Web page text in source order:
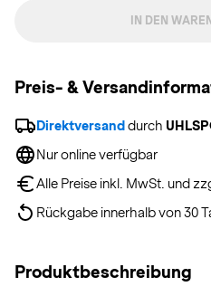
IN DEN
Preis- &
Direktversand durch
Nur online verfügbar
Alle Preise inkl. MwSt. und
Rückgabe innerhalb von 30
Produktbeschreibung